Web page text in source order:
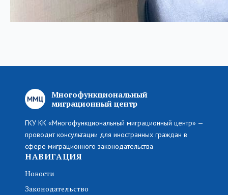
Многофункциональный
миграционный центр
ГКУ КК «Многофункциональный миграционный центр» —
проводит консультации для иностранных граждан в
сфере миграционного законодательства
НАВИГАЦИЯ
Новости
Законодательство